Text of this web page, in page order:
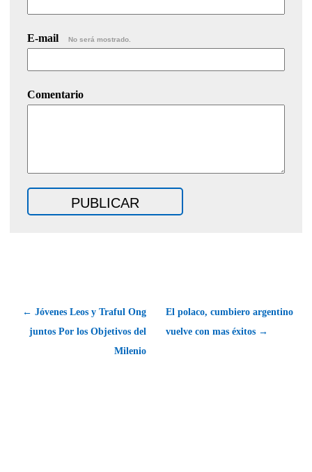
E-mail No será mostrado.
Comentario
← Jóvenes Leos y Traful Ong
juntos Por los Objetivos del
Milenio
El polaco, cumbiero argentino
vuelve con mas éxitos →